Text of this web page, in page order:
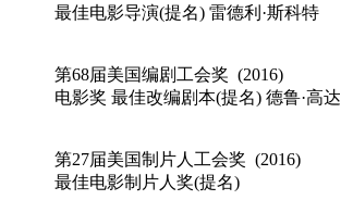
最佳电影导演(提名) 雷德利·斯科特
第68届美国编剧工会奖 (2016)
电影奖 最佳改编剧本(提名) 德鲁·高达
第27届美国制片人工会奖 (2016)
最佳电影制片人奖(提名)